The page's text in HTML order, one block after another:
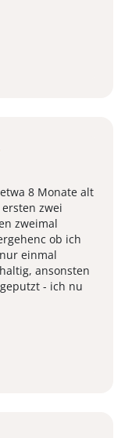
8 Monate alt
zwei
zweimal
ob ich
einmal
ansonsten
- ich nu